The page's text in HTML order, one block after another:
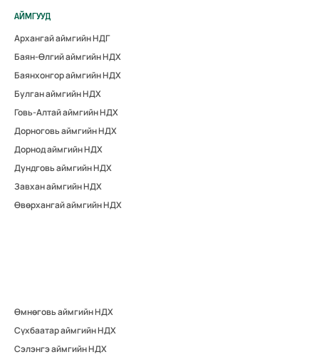
АЙМГУУД
Архангай аймгийн НДГ
Баян-Өлгий аймгийн НДХ
Баянхонгор аймгийн НДХ
Булган аймгийн НДХ
Говь-Алтай аймгийн НДХ
Дорноговь аймгийн НДХ
Дорнод аймгийн НДХ
Дундговь аймгийн НДХ
Завхан аймгийн НДХ
Өвөрхангай аймгийн НДХ
Өмнөговь аймгийн НДХ
Сүхбаатар аймгийн НДХ
Сэлэнгэ аймгийн НДХ